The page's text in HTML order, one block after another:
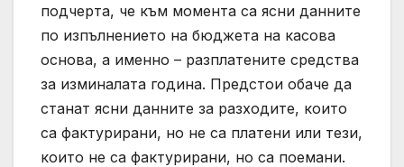
подчерта, че към момента са ясни данните
по изпълнението на бюджета на касова
основа, а именно – разплатените средства
за изминалата година. Предстои обаче да
станат ясни данните за разходите, които
са фактурирани, но не са платени или тези,
които не са фактурирани, но са поемани.